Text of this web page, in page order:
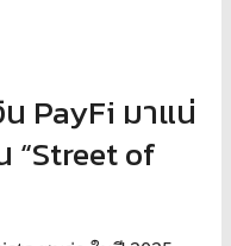
น PayFi มาแน่
“Street of